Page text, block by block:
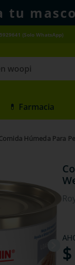
tu
(Solo WhatsApp)
gold
💊 Farmacia
Húmeda Para
$